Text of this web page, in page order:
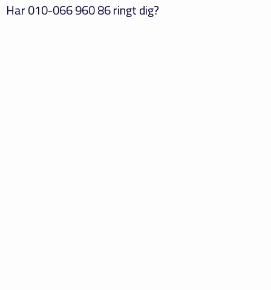
Har010-066 960 86ringt dig?